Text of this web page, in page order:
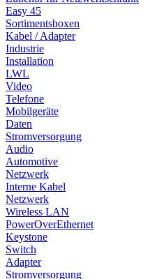
Easy 45
Sortimentsboxen
Kabel / Adapter
Industrie
Installation
LWL
Video
Telefone
Mobilgeräte
Daten
Stromversorgung
Audio
Automotive
Netzwerk
Interne Kabel
Netzwerk
Wireless LAN
PowerOverEthernet
Keystone
Switch
Adapter
Stromversorgung